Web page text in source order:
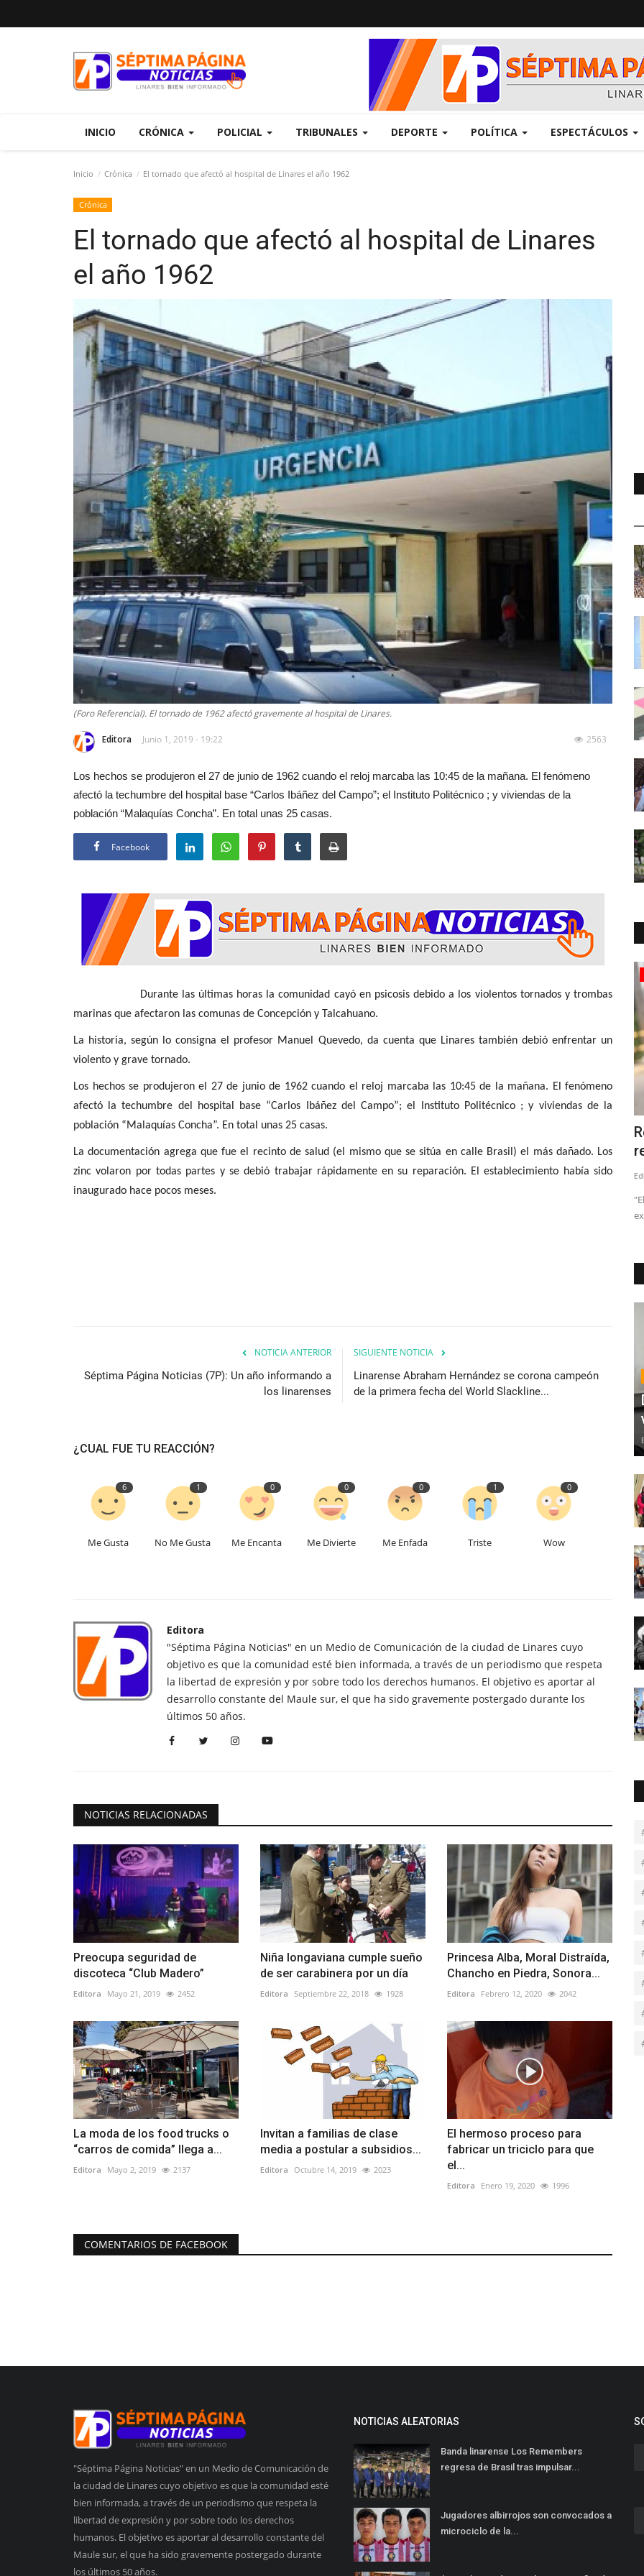
INICIO CRÓNICA POLICIAL TRIBUNALES DEPORTE POLÍTICA ESPECTÁCULOS
Inicio Crónica El tornado que afectó al hospital de Linares el año 1962
Crónica
El tornado que afectó al hospital de Linares
el año 1962
(Foro Referencial). El tornado de 1962 afectó gravemente al hospital de Linares.
Editora Junio 1, 2019 - 19:22 2563
Los hechos se produjeron el 27 de junio de 1962 cuando el reloj marcaba las 10:45 de la mañana. El fenómeno
afectó la techumbre del hospital base “Carlos Ibáñez del Campo”; el Instituto Politécnico ; y viviendas de la
población “Malaquías Concha”. En total unas 25 casas.
Facebook
Durante las últimas horas la comunidad cayó en psicosis debido a los violentos tornados y trombas
marinas que afectaron las comunas de Concepción y Talcahuano.
La historia, según lo consigna el profesor Manuel Quevedo, da cuenta que Linares también debió enfrentar un
violento y grave tornado.
Los hechos se produjeron el 27 de junio de 1962 cuando el reloj marcaba las 10:45 de la mañana. El fenómeno
afectó la techumbre del hospital base “Carlos Ibáñez del Campo”; el Instituto Politécnico ; y viviendas de la
población “Malaquías Concha”. En total unas 25 casas.
La documentación agrega que fue el recinto de salud (el mismo que se sitúa en calle Brasil) el más dañado. Los
zinc volaron por todas partes y se debió trabajar rápidamente en su reparación. El establecimiento había sido
inaugurado hace pocos meses.
NOTICIA ANTERIOR
Séptima Página Noticias (7P): Un año informando a
los linarenses
SIGUIENTE NOTICIA
Linarense Abraham Hernández se corona campeón
de la primera fecha del World Slackline...
¿CUAL FUE TU REACCIÓN?
6
Me Gusta
1
No Me Gusta
0
Me Encanta
0
Me Divierte
0
Me Enfada
1
Triste
0
Wow
Editora
"Séptima Página Noticias" en un Medio de Comunicación de la ciudad de Linares cuyo
objetivo es que la comunidad esté bien informada, a través de un periodismo que respeta
la libertad de expresión y por sobre todo los derechos humanos. El objetivo es aportar al
desarrollo constante del Maule sur, el que ha sido gravemente postergado durante los
últimos 50 años.
NOTICIAS RELACIONADAS
Preocupa seguridad de
discoteca “Club Madero”
Editora Mayo 21, 2019 2452
Niña longaviana cumple sueño
de ser carabinera por un día
Editora Septiembre 22, 2018 1928
Princesa Alba, Moral Distraída,
Chancho en Piedra, Sonora...
Editora Febrero 12, 2020 2042
La moda de los food trucks o
“carros de comida” llega a...
Editora Mayo 2, 2019 2137
Invitan a familias de clase
media a postular a subsidios...
Editora Octubre 14, 2019 2023
El hermoso proceso para
fabricar un triciclo para que
el...
Editora Enero 19, 2020 1996
COMENTARIOS DE FACEBOOK
Ciencia de segundo orden
Editora Agosto 6, 2026 103
arraigo nacional...
Editora Abril 20, 2026 1076
"Séptima Página Noticias" en un Medio de Comunicación de
la ciudad de Linares cuyo objetivo es que la comunidad esté
bien informada, a través de un periodismo que respeta la
libertad de expresión y por sobre todo los derechos
humanos. El objetivo es aportar al desarrollo constante del
Maule sur, el que ha sido gravemente postergado durante
los últimos 50 años.
NOTICIAS ALEATORIAS
Banda linarense Los Remembers
regresa de Brasil tras impulsar...
Jugadores albirrojos son convocados a
microciclo de la...